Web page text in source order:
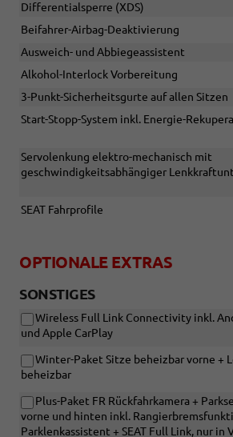
Differentialsperre (XDS)
Beifahrer-Airbag-Deaktivierung
Ausweich- und Abbiegeassistent
Alkohol-Interlock Vorbereitung
3-Punkt-Sicherheitsgurte auf allen Sitzen
Start-Stopp-System inkl. Energie-
Servolenkung elektro-mechanisch mit
geschwindigkeitsabhängiger
SEAT Fahrprofile
OPTIONALE EXTRAS
SONSTIGES
Wireless Full Link Connectivity inkl.
und Apple CarPlay
Winter-Paket Sitze beheizbar vorne +
beheizbar
Plus-Paket FR Rückfahrkamera +
vorne und hinten inkl.
Parklenkassistent + SEAT Full Link, nur in